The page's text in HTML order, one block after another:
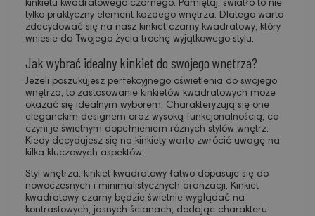
kinkietu kwadratowego czarnego. Pamiętaj, światło to nie
tylko praktyczny element każdego wnętrza. Dlatego warto
zdecydować się na nasz kinkiet czarny kwadratowy, który
wniesie do Twojego życia trochę wyjątkowego stylu.
Jak wybrać idealny kinkiet do swojego wnętrza?
Jeżeli poszukujesz perfekcyjnego oświetlenia do swojego
wnętrza, to zastosowanie kinkietów kwadratowych może
okazać się idealnym wyborem. Charakteryzują się one
eleganckim designem oraz wysoką funkcjonalnością, co
czyni je świetnym dopełnieniem różnych stylów wnętrz.
Kiedy decydujesz się na kinkiety warto zwrócić uwagę na
kilka kluczowych aspektów:
Styl wnętrza: kinkiet kwadratowy łatwo dopasuje się do
nowoczesnych i minimalistycznych aranżacji. Kinkiet
kwadratowy czarny będzie świetnie wyglądać na
kontrastowych, jasnych ścianach, dodając charakteru